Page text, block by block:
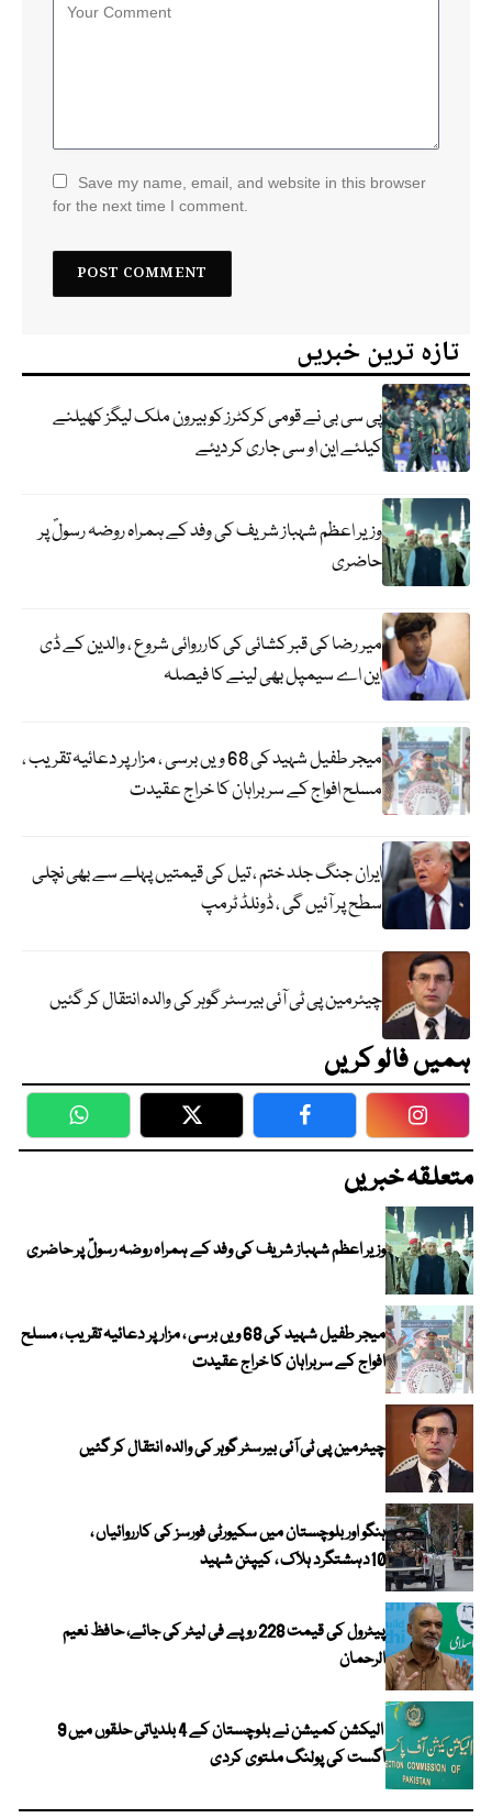
Save my name, email, and website in this browser
for the next time I comment.
تازہ ترین خبریں
پی سی بی نے قومی کرکٹرز کو بیرون ملک لیگز کھیلنے
کیلئے این او سی جاری کر دیئے
وزیر اعظم شہباز شریف کی وفد کے ہمراہ روضہ رسولؐ پر
حاضری
میر رضا کی قبر کشائی کی کارروائی شروع ، والدین کے ڈی
این اے سیمپل بھی لینے کا فیصلہ
میجر طفیل شہید کی 68 ویں برسی ، مزار پر دعائیہ تقریب ،
مسلح افواج کے سربراہان کا خراج عقیدت
ایران جنگ جلد ختم ، تیل کی قیمتیں پہلے سے بھی نچلی
سطح پر آئیں گی ، ڈونلڈ ٹرمپ
چیئرمین پی ٹی آئی بیرسٹر گوہر کی والدہ انتقال کر گئیں
ہمیں فالو کریں
WhatsApp Twitter Facebook
متعلقہ خبریں
وزیر اعظم شہباز شریف کی وفد کے ہمراہ روضہ رسولؐ پر حاضری
میجر طفیل شہید کی 68 ویں برسی ، مزار پر دعائیہ تقریب ، مسلح
افواج کے سربراہان کا خراج عقیدت
چیئرمین پی ٹی آئی بیرسٹر گوہر کی والدہ انتقال کر گئیں
ہنگو اور بلوچستان میں سکیورٹی فورسز کی کارروائیاں ،
10دہشتگرد ہلاک ، کیپٹن شہید
پیٹرول کی قیمت 228 روپے فی لیٹر کی جائے، حافظ نعیم
الرحمان
الیکشن کمیشن نے بلوچستان کے 4 بلدیاتی حلقوں میں 9
اگست کی پولنگ ملتوی کردی